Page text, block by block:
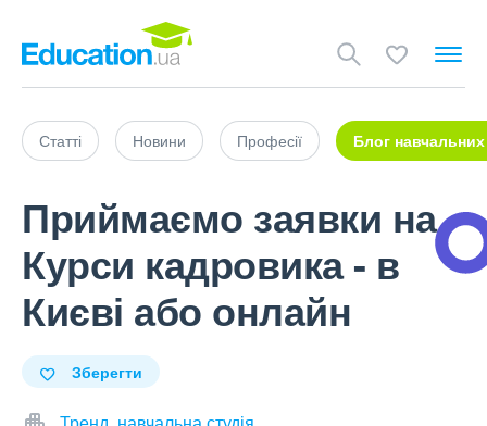
Статті Новини Професії Блог навчальних
Приймаємо заявки на
Курси кадровика - в
Києві або онлайн
Зберегти